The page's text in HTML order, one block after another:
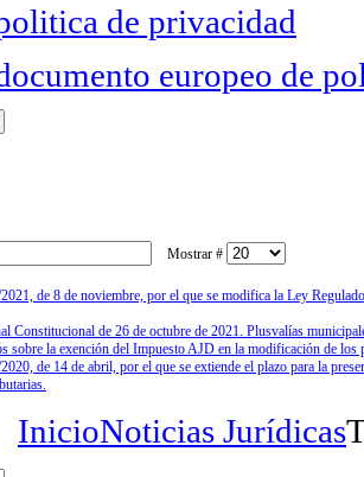
de privacidad
europeo de
Mostrar #
de 8 de noviembre, por el que se modifica la Ley
Constitucional de 26 de octubre de 2021. Plusvalías
sobre la exención del Impuesto AJD en la modificación de los
de 14 de abril, por el que se extiende el plazo para la
InicioNoticias Jurídicas